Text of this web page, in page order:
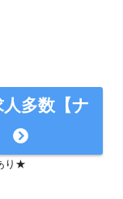
多数【ナ
り★